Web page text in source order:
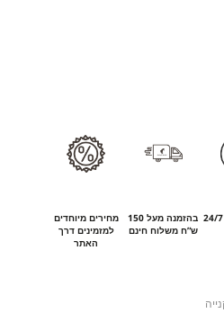
בהזמנה מעל 150
ש”ח משלוח חינם
מחירים מיוחדים
למזמינים דרך
האתר